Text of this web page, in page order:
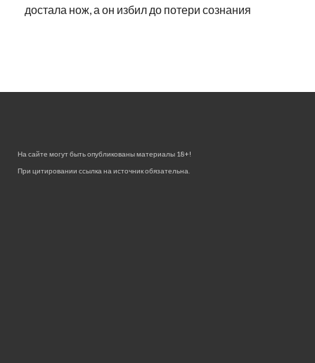
достала нож, а он избил до потери сознания
На сайте могут быть опубликованы материалы 18+!
При цитировании ссылка на источник обязательна.